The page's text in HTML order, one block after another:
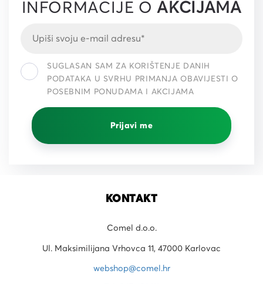
INFORMACIJE OAKCIJAMA
SUGLASAN SAM ZA KORIŠTENJE DANIH
PODATAKA U SVRHU PRIMANJA OBAVIJESTI O
POSEBNIM PONUDAMA I AKCIJAMA
Prijavi me
KONTAKT
Comel d.o.o.
Ul. Maksimilijana Vrhovca 11, 47000 Karlovac
webshop@comel.hr